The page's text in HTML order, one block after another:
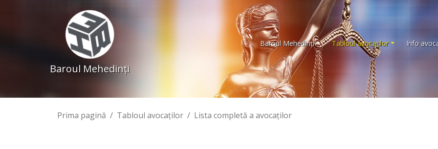
Baroul Mehedinţi
Baroul Mehedinţi Tabloul avocaţilor Info
Prima pagină Tabloul avocaţilor Lista completă a avocaţilor